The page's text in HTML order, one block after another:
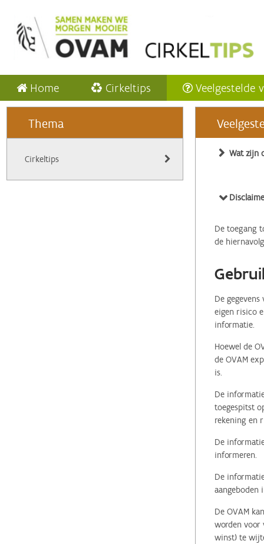
Home Cirkeltips Veelgestelde
Thema
Cirkeltips
Wat zijn
De toegang
de
De
eigen risico
informatie.
Hoewel de
de OVAM
is.
De
toegespitst
rekening en
De
informeren.
De
aangeboden
De OVAM
worden voor
winst) te